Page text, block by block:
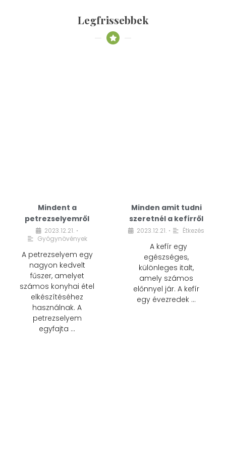
Legfrissebbek
Mindent a
petrezselyemről
2023.12.21. •
Gyógynövények
A petrezselyem egy
nagyon kedvelt
fűszer, amelyet
számos konyhai étel
elkészítéséhez
használnak. A
petrezselyem
egyfajta …
Minden amit tudni
szeretnél a kefírről
2023.12.21. • Étkezés
A kefír egy
egészséges,
különleges italt,
amely számos
előnnyel jár. A kefír
egy évezredek …